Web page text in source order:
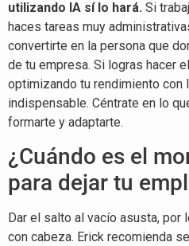
utilizando IA sí lo hará. Si
haces tareas muy
convertirte en la persona que
de tu empresa. Si logras hacer
optimizando tu rendimiento con
indispensable. Céntrate en lo
formarte y adaptarte.
¿Cuándo es el
para dejar tu
Dar el salto al vacío asusta, por
con cabeza. Erick recomienda